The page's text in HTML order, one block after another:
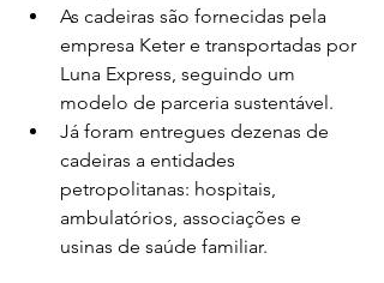
As cadeiras são fornecidas pela
empresa Keter e transportadas por
Luna Express, seguindo um
modelo de parceria sustentável.
Já foram entregues dezenas de
cadeiras a entidades
petropolitanas: hospitais,
ambulatórios, associações e
usinas de saúde familiar.